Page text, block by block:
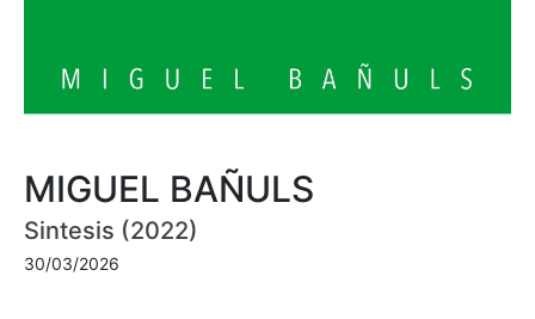
MIGUEL BAÑULS
Sintesis (2022)
30/03/2026